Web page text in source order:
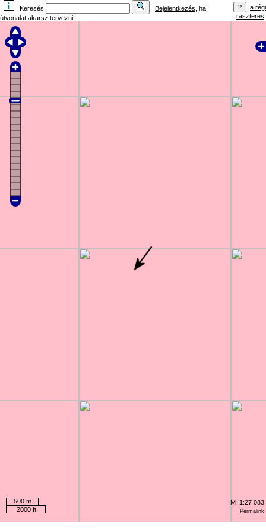
Keresés Bejelentkezés , ha
útvonalat akarsz tervezni
a régi
raszteres
Permalink
500 m
2000 ft
M=1:27 083